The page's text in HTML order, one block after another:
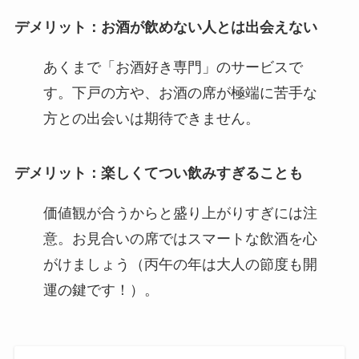
デメリット：お酒が飲めない人とは出会えない
あくまで「お酒好き専門」のサービスで
す。下戸の方や、お酒の席が極端に苦手な
方との出会いは期待できません。
デメリット：楽しくてつい飲みすぎることも
価値観が合うからと盛り上がりすぎには注
意。お見合いの席ではスマートな飲酒を心
がけましょう（丙午の年は大人の節度も開
運の鍵です！）。